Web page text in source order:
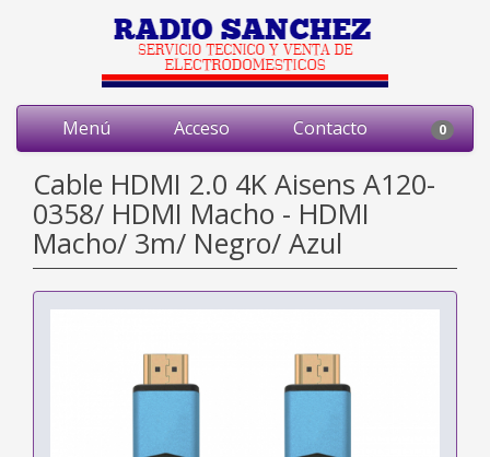
Menú Acceso Contacto 0
Cable HDMI 2.0 4K Aisens A120-
0358/ HDMI Macho - HDMI
Macho/ 3m/ Negro/ Azul